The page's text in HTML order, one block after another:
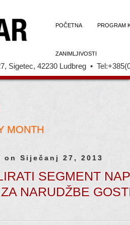
POČETNA PROGRAM
ZANIMLJIVOSTI
42230 Ludbreg •
MONTH
on Siječanj 27, 2013
SEGMENT
NARUDŽBE